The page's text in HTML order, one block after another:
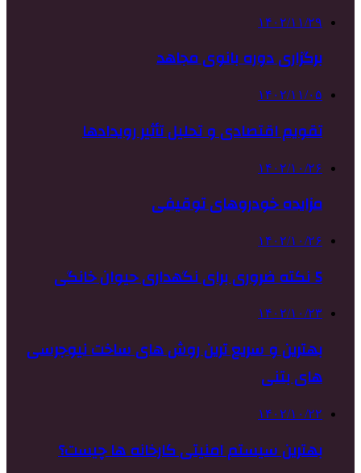
۱۴۰۲/۱۱/۲۹
برگزاری دوره بانوی مجاهد
۱۴۰۲/۱۱/۰۵
تقویم اقتصادی و تحلیل تأثیر رویدادها
۱۴۰۲/۱۰/۲۶
مزایده خودروهای توقیفی
۱۴۰۲/۱۰/۲۶
5 نکته ضروری برای نگهداری حیوان خانگی
۱۴۰۲/۱۰/۲۳
بهترین و سریع ترین روش های ساخت نیوجرسی
های بتنی
۱۴۰۲/۱۰/۲۲
بهترین سیستم امنیتی کارخانه ها چیست؟